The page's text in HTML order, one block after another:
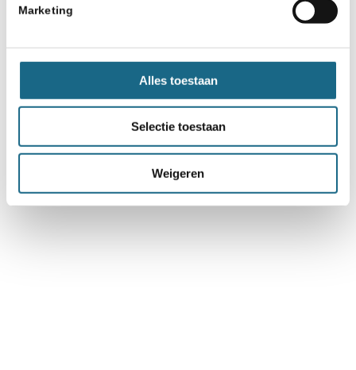
Marketing
Alles toestaan
Selectie toestaan
Weigeren